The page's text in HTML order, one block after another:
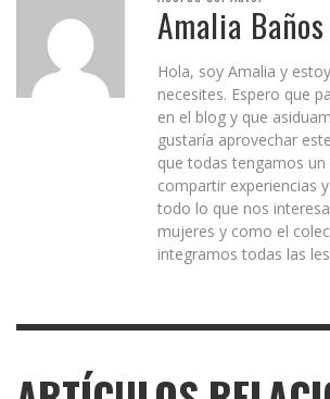
Amalia Baños
Hola, soy Amalia y
necesites. Espero que
en el blog y que
gustaría aprovechar
que todas tengamos
compartir experiencias
todo lo que nos
mujeres y como el
integramos todas las